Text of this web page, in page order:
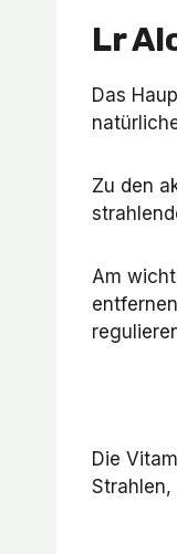
Lr
Das
Zu den
Am
Die
Strahlen,